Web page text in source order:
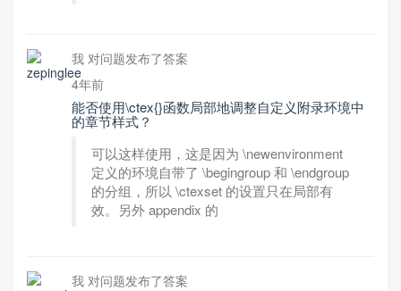
我 对问题发布了答案
4年前
能否使用\ctex{}函数局部地调整自定义附录环境中
的章节样式？
可以这样使用，这是因为 \newenvironment
定义的环境自带了 \begingroup 和 \endgroup
的分组，所以 \ctexset 的设置只在局部有
效。另外 appendix 的
我 对问题发布了答案